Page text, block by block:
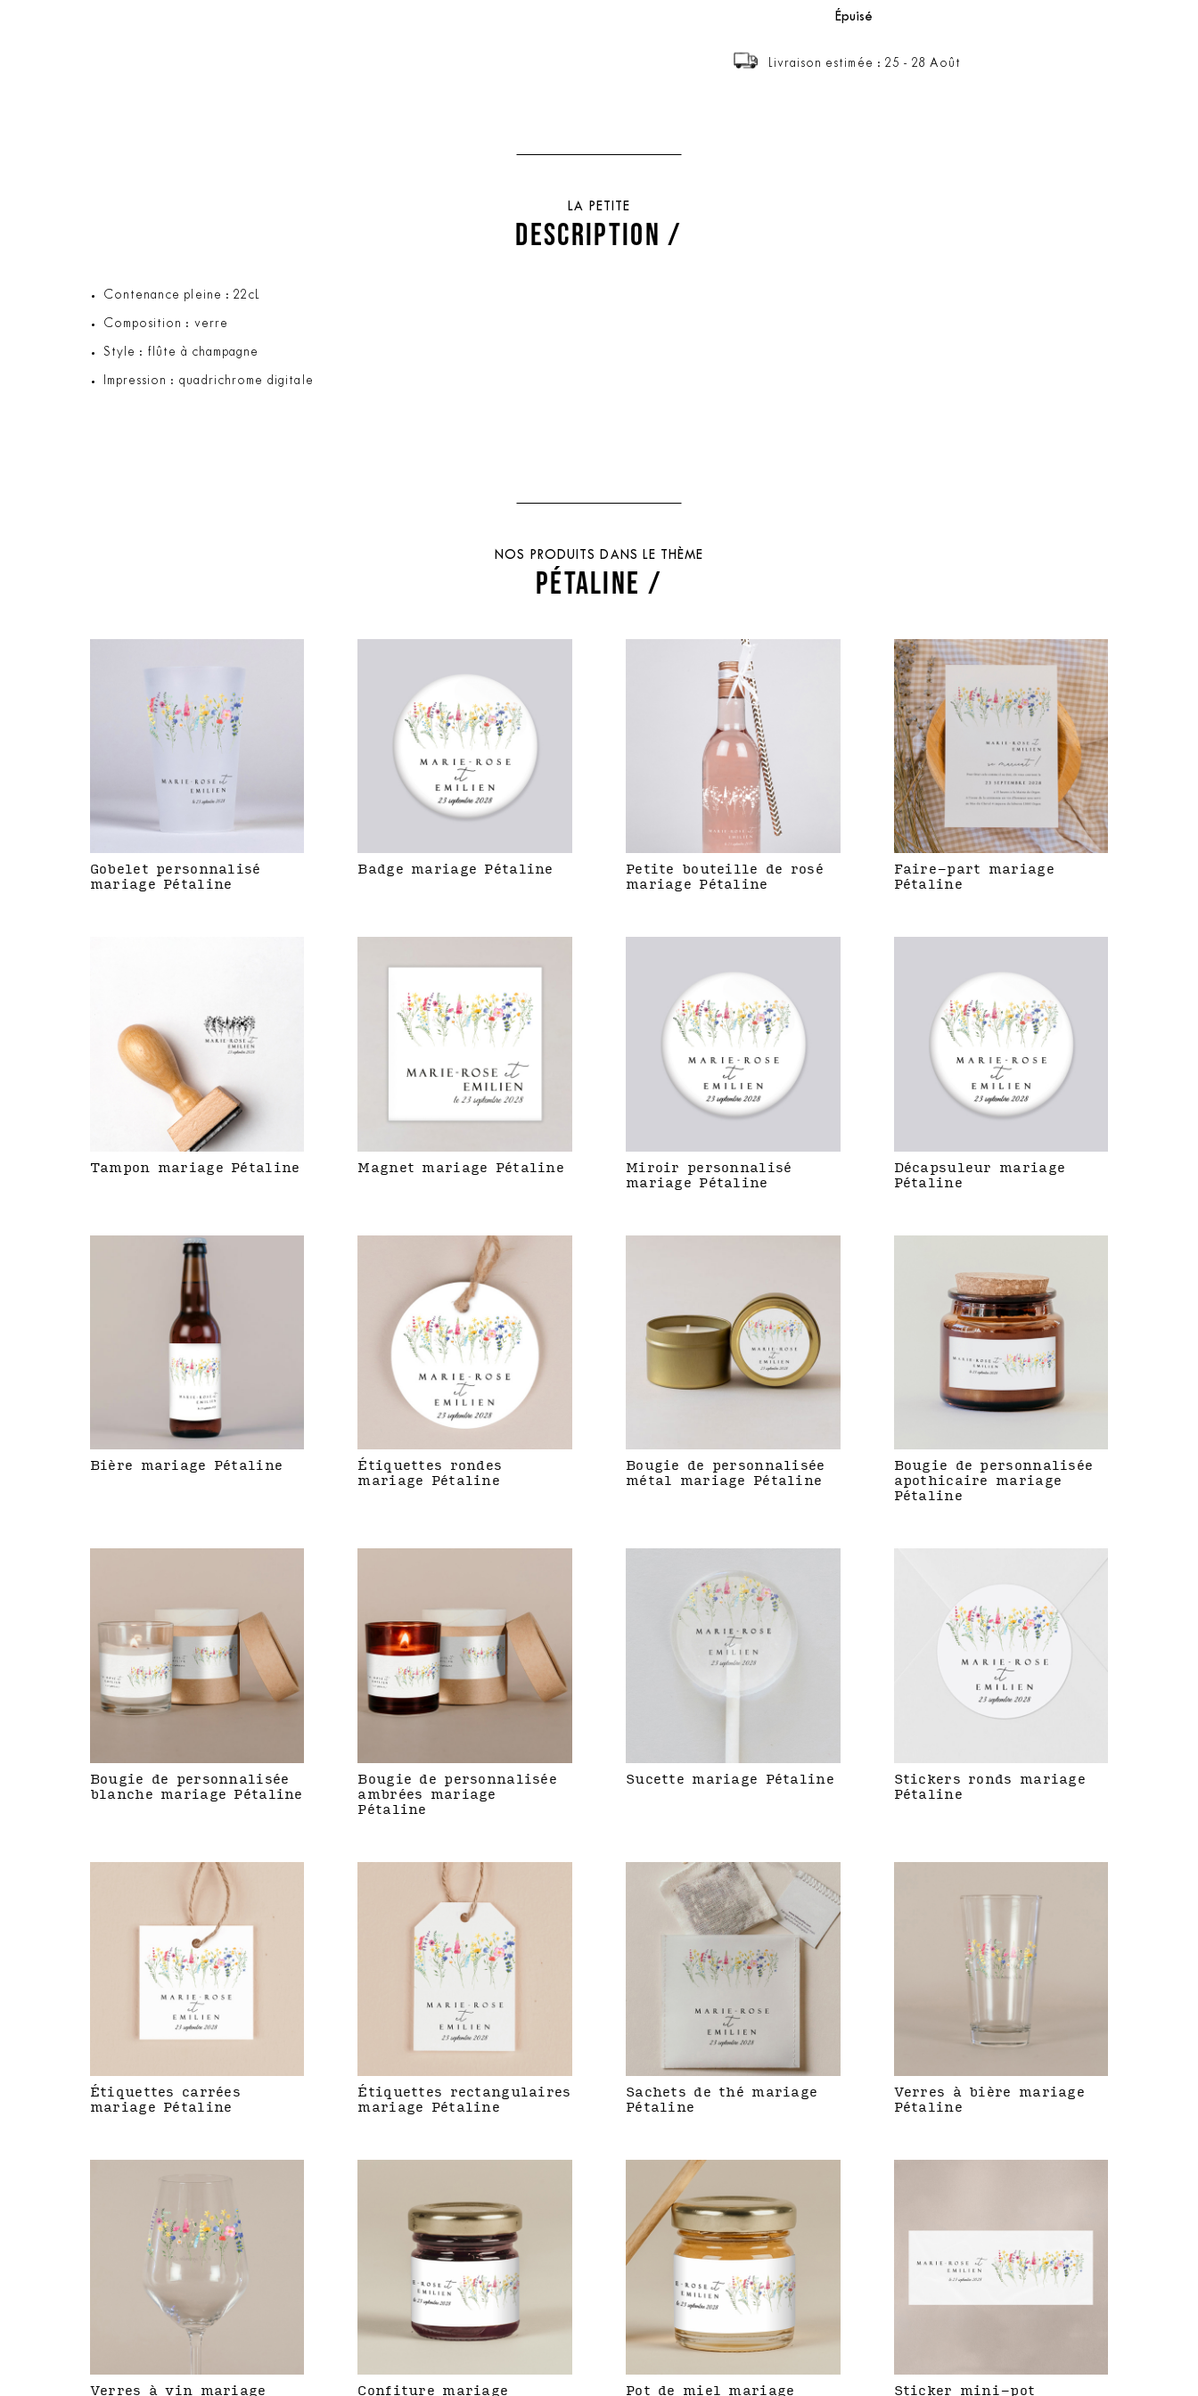
Épuisé
Livraison estimée : 25 - 28 Août
LA PETITE
DESCRIPTION /
Contenance pleine : 22cL
Composition : verre
Style : flûte à champagne
Impression : quadrichrome digitale
NOS PRODUITS DANS LE THÈME
PÉTALINE /
Gobelet personnalisé
mariage Pétaline
Badge mariage Pétaline
Petite bouteille de rosé
mariage Pétaline
Faire-part mariage
Pétaline
Tampon mariage Pétaline Magnet mariage Pétaline
Miroir personnalisé
mariage Pétaline
Décapsuleur mariage
Pétaline
Bière mariage Pétaline
Étiquettes rondes
mariage Pétaline
Bougie de personnalisée
métal mariage Pétaline
Bougie de personnalisée
apothicaire mariage
Pétaline
Bougie de personnalisée
blanche mariage Pétaline
Bougie de personnalisée
ambrées mariage
Pétaline
Sucette mariage Pétaline
Stickers ronds mariage
Pétaline
Étiquettes carrées
mariage Pétaline
Étiquettes rectangulaires
mariage Pétaline
Sachets de thé mariage
Pétaline
Verres à bière mariage
Pétaline
Verres à vin mariage Confiture mariage Pot de miel mariage Sticker mini-pot